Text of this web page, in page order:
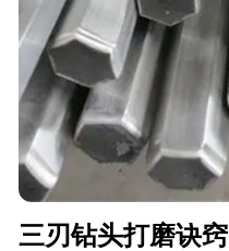
三刃钻头打磨诀窍